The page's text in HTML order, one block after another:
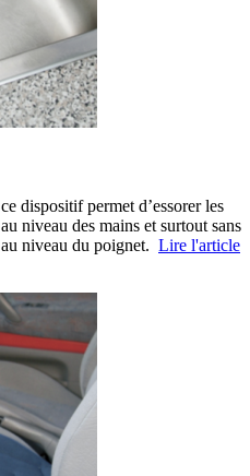
dispositif permet d’essorer les
niveau des mains et surtout sans
niveau du poignet. Lire l'article